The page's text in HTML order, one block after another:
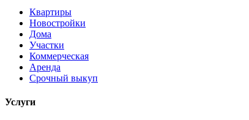
Квартиры
Новостройки
Дома
Участки
Коммерческая
Аренда
Срочный выкуп
Услуги